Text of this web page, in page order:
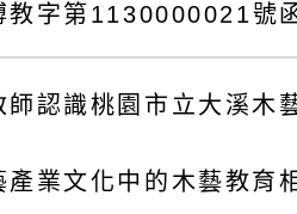
教字第1130000021號
師認識桃園市立大溪木
產業文化中的木藝教育